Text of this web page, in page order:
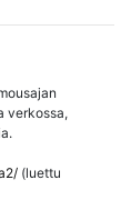
verkossa,
(luettu